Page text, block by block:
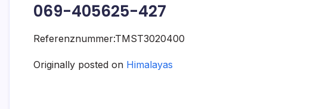
069-405625-427
Referenznummer:TMST3020400
Originally posted on Himalayas